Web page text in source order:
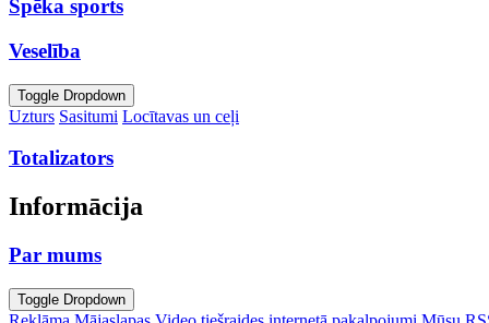
Spēka sports
Veselība
Toggle Dropdown
Uzturs Sasitumi Locītavas un ceļi
Totalizators
Informācija
Par mums
Toggle Dropdown